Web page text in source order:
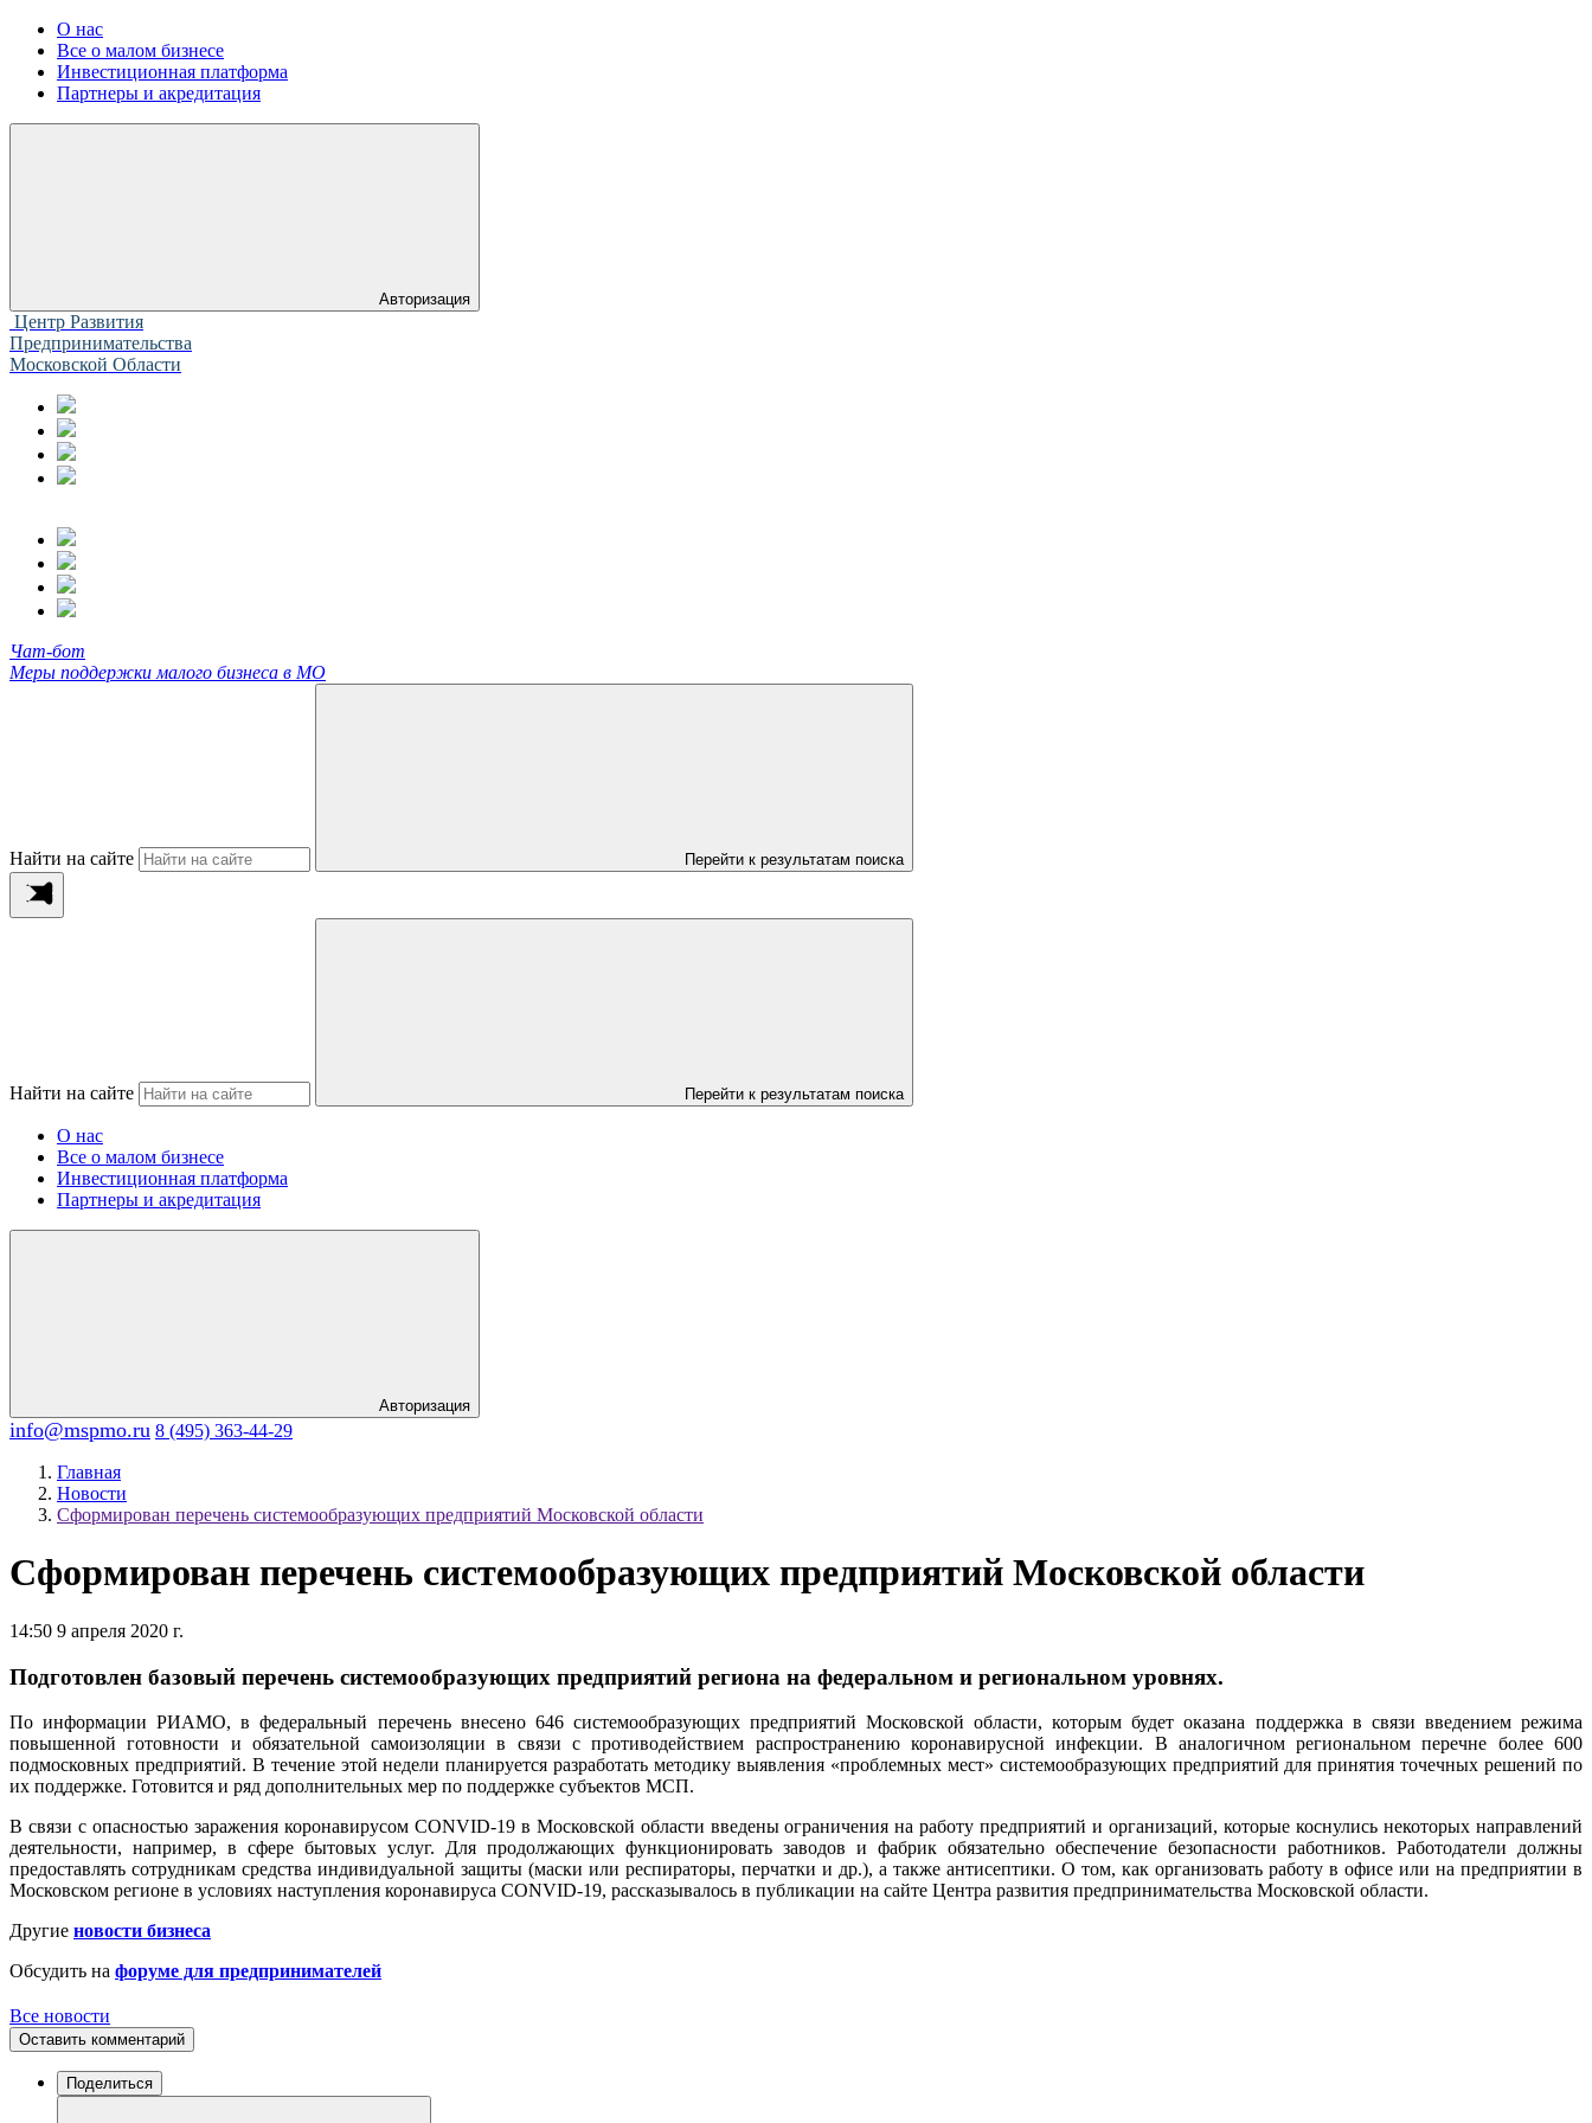
О нас
Все о малом бизнесе
Инвестиционная платформа
Партнеры и акредитация
Авторизация
Центр Развития
Предпринимательства
Московской Области
Чат-бот
Меры поддержки малого бизнеса в МО
Найти на сайте Перейти к результатам поиска
Найти на сайте Перейти к результатам поиска
О нас
Все о малом бизнесе
Инвестиционная платформа
Партнеры и акредитация
Авторизация
info@mspmo.ru 8 (495) 363-44-29
Главная
Новости
Сформирован перечень системообразующих предприятий Московской области
Сформирован перечень системообразующих предприятий Московской области
14:50 9 апреля 2020 г.
Подготовлен базовый перечень системообразующих предприятий региона на федеральном и региональном уровнях.
По информации РИАМО, в федеральный перечень внесено 646 системообразующих предприятий Московской области, которым будет оказана поддержка в связи введением режима
повышенной готовности и обязательной самоизоляции в связи с противодействием распространению коронавирусной инфекции. В аналогичном региональном перечне более 600
подмосковных предприятий. В течение этой недели планируется разработать методику выявления «проблемных мест» системообразующих предприятий для принятия точечных решений по
их поддержке. Готовится и ряд дополнительных мер по поддержке субъектов МСП.
В связи с опасностью заражения коронавирусом CONVID-19 в Московской области введены ограничения на работу предприятий и организаций, которые коснулись некоторых направлений
деятельности, например, в сфере бытовых услуг. Для продолжающих функционировать заводов и фабрик обязательно обеспечение безопасности работников. Работодатели должны
предоставлять сотрудникам средства индивидуальной защиты (маски или респираторы, перчатки и др.), а также антисептики. О том, как организовать работу в офисе или на предприятии в
Московском регионе в условиях наступления коронавируса CONVID-19, рассказывалось в публикации на сайте Центра развития предпринимательства Московской области.
Другие новости бизнеса
Обсудить на форуме для предпринимателей
Все новости
Оставить комментарий
Поделиться